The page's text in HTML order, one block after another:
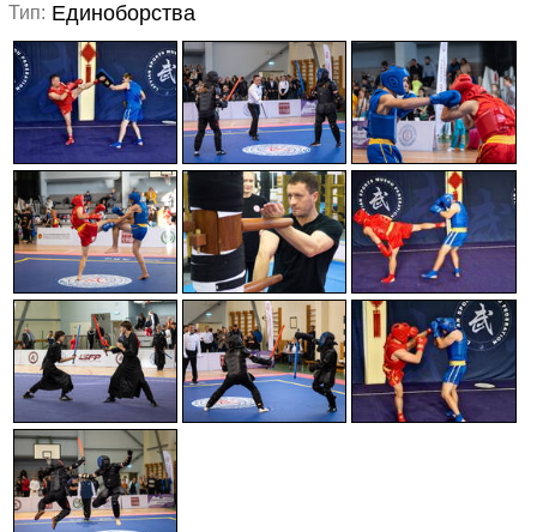
Тип: Единоборства